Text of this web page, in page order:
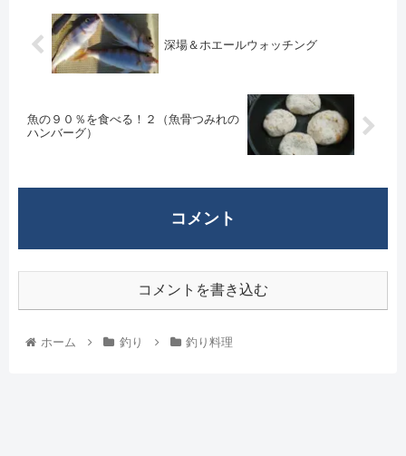
深場＆ホエールウォッチング
魚の９０％を食べる！２（魚骨つみれの
ハンバーグ）
コメント
コメントを書き込む
ホーム 釣り 釣り料理